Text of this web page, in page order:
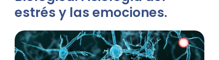
estrés y las emociones.